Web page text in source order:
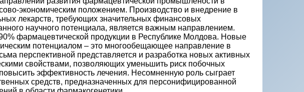
экономическим положением. Производство и внедрение в
лекарств, требующих значительных финансовых
научного потенциала, является важным направлением.
фармацевтической продукции в Республике Молдова. Новые
потенциалом – это многообещающее направление в
перспективной представляется и разработка новых активных
свойствами, позволяющих уменьшить риск побочных
эффективность лечения. Несомненную роль сыграет
средств, предназначенных для персонифицированной